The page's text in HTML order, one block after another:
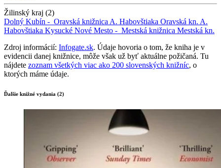
Žilinský kraj (2)
Dolný Kubín - Oravská knižnica A. Habovštiaka Oravská kn. A.
Habovštiaka Kysucké Nové Mesto - Mestská knižnica Mestská kn.
Zdroj informácií: Infogate.sk. Údaje hovoria o tom, že kniha je v
evidencii danej knižnice, môže však už byť aktuálne požičaná. Tu
nájdete zoznam všetkých viac ako 200 slovenských knižníc, o
ktorých máme údaje.
Ďalšie knižné vydania (2)